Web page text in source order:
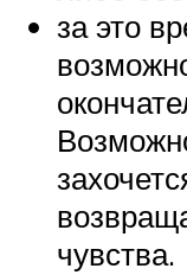
за это
чувства.